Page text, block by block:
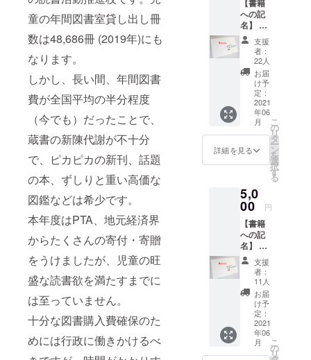
童の年間図書室貸し出し冊
数は48,686冊 (2019年)にも
なります。
しかし、長い間、年間図書
費が全国平均の半分程度
（今でも）だったことで、
蔵書の新陳代謝が不十分
で、ピカピカの新刊、話題
の本、ずしりと重い高価な
図鑑などは希少です。
本年度はPTA、地元経済界
からたくさんの寄付・寄贈
をうけましたが、児童の旺
盛な読書欲を満たすまでに
は至っていません。
十分な図書購入費確保のた
めには行政に働きかけるべ
「お名
前（ふ
りが
な）」
の記入
をお願
いしま
す。お
届け先
情報
（住所
等）は
頂きま
せん。
つかい
ち たろ
う） ※
匿名希
望可 ※
ニック
ネーム
可（常
識の範
囲内で
お願い
しま
す） ※
書籍価
格に
【書籍
への記
名】 1
口
（3000
円）に
つき、
購入し
た書籍3
冊の見
返し部
分に支
援者の
お名前
を入れ
させて
きま
す。備
考欄に
「お名
前（ふ
りが
な）」
の記入
をお願
いしま
す。お
届け先
情報
（住所
等）は
支援
者：
22人
お届
け予
定：
2021
年06
月
詳細を見る
こ
の
リ
タ
ー
ン
を
選
択
す
る
5,0
00 円
【書籍
への記
名】 1
口
（5000
円）に
つき、
購入し
た書籍5
冊の見
返し部
分に支
援者の
支援
者：
11人
お届
け予
定：
2021
年06
月
こ
の
リ